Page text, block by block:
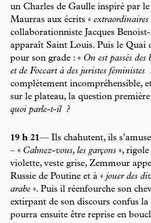
un Charles de Gaulle inspiré par
Maurras aux écrits « extraordinaires
collaborationniste Jacques
apparaît Saint Louis. Puis le Quai
pour son grade : « On est passés
et de Foccart à des juristes féministes
complètement incompréhensible,
sur le plateau, la question
quoi parle-t-il
?
19 h 21— Ils chahutent, ils
– « Calmez-vous, les garçons »,
violette, veste grise, Zemmour
Russie de Poutine et à « jouer des
arabe ». Puis il réenfourche son
extirpant de son discours confus la
pourra ensuite être reprise en